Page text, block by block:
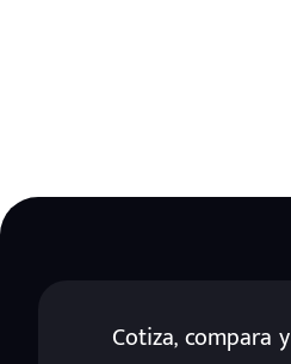
Cotiza, compara y